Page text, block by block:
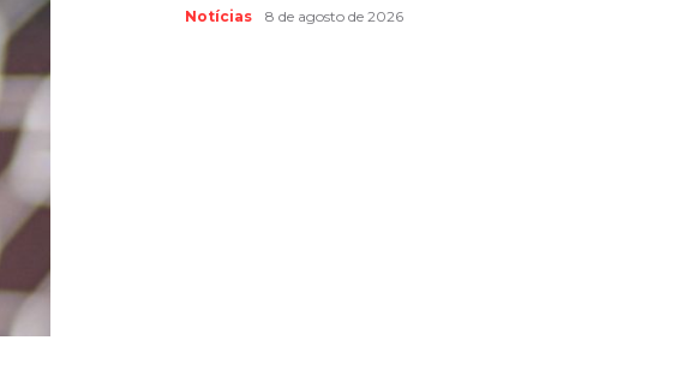
Notícias 8 de agosto de 2026